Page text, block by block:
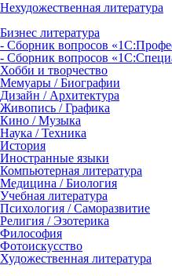
Нехудожественная литература
Бизнес литература
- Сборник вопросов
- Сборник вопросов
Хобби и творчество
Мемуары / Биографии
Дизайн / Архитектура
Живопись / Графика
Кино / Музыка
Наука / Техника
История
Иностранные языки
Компьютерная литература
Медицина / Биология
Учебная литература
Психология / Саморазвитие
Религия / Эзотерика
Философия
Фотоискусство
Художественная литература